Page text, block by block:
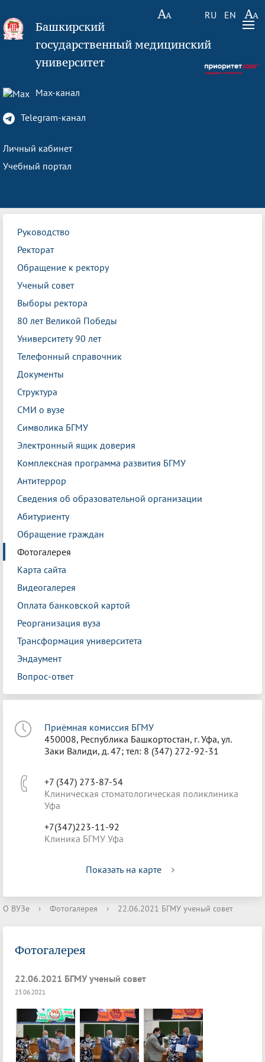
RU EN
Башкирский
государственный медицинский
университет
Max-канал
Telegram-канал
Личный кабинет
Учебный портал
Руководство
Ректорат
Обращение к ректору
Ученый совет
Выборы ректора
80 лет Великой Победы
Университету 90 лет
Телефонный справочник
Документы
Структура
СМИ о вузе
Символика БГМУ
Электронный ящик доверия
Комплексная программа развития БГМУ
Антитеррор
Сведения об образовательной организации
Абитуриенту
Обращение граждан
Фотогалерея
Карта сайта
Видеогалерея
Оплата банковской картой
Реорганизация вуза
Трансформация университета
Эндаумент
Вопрос-ответ
Приёмная комиссия БГМУ
450008, Республика Башкортостан, г. Уфа, ул.
Заки Валиди, д. 47; тел: 8 (347) 272-92-31
+7 (347) 273-87-54
Клиническая стоматологическая поликлиника
Уфа
+7(347)223-11-92
Клиника БГМУ Уфа
Показать на карте
О ВУЗе › Фотогалерея › 22.06.2021 БГМУ ученый совет
Фотогалерея
22.06.2021 БГМУ ученый совет
23.06.2021